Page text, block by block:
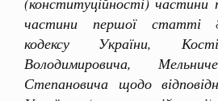
частини першої статті
кодексу України,
Володимировича,
Степановича щодо